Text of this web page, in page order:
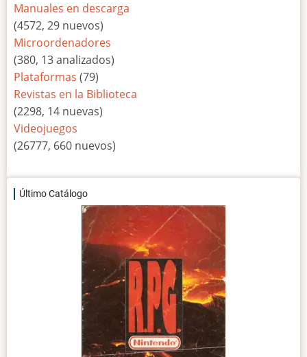
Manuales en descarga
(4572, 29 nuevos)
Microordenadores
(380, 13 analizados)
Plataformas (79)
Revistas en la Biblioteca
(2298, 14 nuevas)
Videojuegos
(26777, 660 nuevos)
Último Catálogo